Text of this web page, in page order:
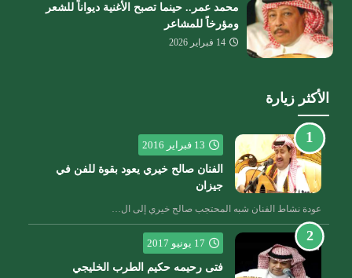
محمد عمر.. حينما تصبح الأغنية ديواناً للشعر
ومؤرخاً للمشاعر
14 فبراير 2026
الأكثر زيارة
13 فبراير 2016
الفنان صالح خيري يعود بقوة للفن في
جيزان
عودة نشاط الفنان شبه المحتجب صالح خيري إلى ال…
17 يونيو 2017
فتى رحيمه حكيم الطرب الخليجي